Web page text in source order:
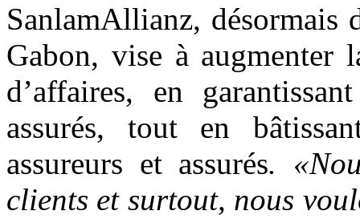
SanlamAllianz, désormais
Gabon, vise à
d’affaires, en
assurés, tout en
assureurs et assurés.
clients et surtout, nous